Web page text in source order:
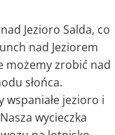
Jezioro Salda, co
nad Jeziorem
możemy zrobić nad
słońca.
wspaniałe jezioro i
wycieczka